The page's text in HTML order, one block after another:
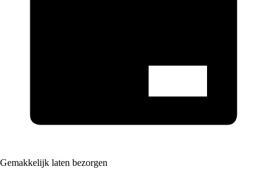
Gemakkelijk laten bezorgen